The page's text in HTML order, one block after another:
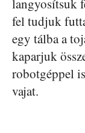
langyosítsuk
fel tudjuk
egy tálba a
kaparjuk
robotgéppel
vajat.